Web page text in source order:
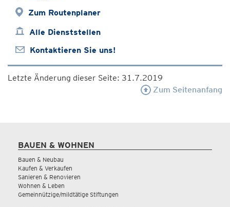
Zum Routenplaner
Alle Dienststellen
Kontaktieren Sie uns!
Letzte Änderung dieser Seite: 31.7.2019
Zum Seitenanfang
BAUEN & WOHNEN
Bauen & Neubau
Kaufen & Verkaufen
Sanieren & Renovieren
Wohnen & Leben
Gemeinnützige/mildtätige Stiftungen